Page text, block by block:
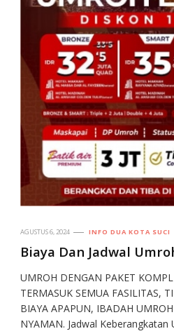
AGUSTUS 6, 2024 INFO DUA KOTA SUCI
Biaya Dan Jadwal
UMROH DENGAN PAKET
TERMASUK SEMUA FASILITAS,
BIAYA APAPUN, IBADAH
NYAMAN. Jadwal